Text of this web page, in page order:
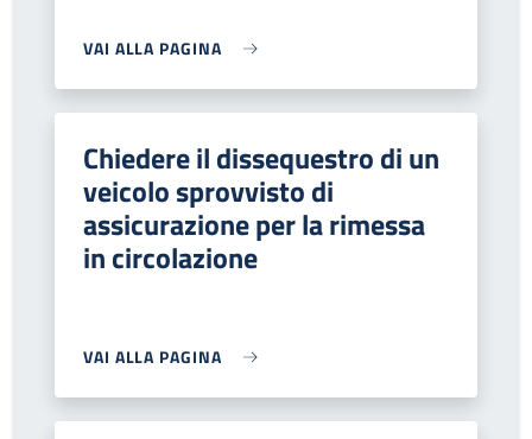
VAI ALLA PAGINA
Chiedere il dissequestro di un
veicolo sprovvisto di
assicurazione per la rimessa
in circolazione
VAI ALLA PAGINA